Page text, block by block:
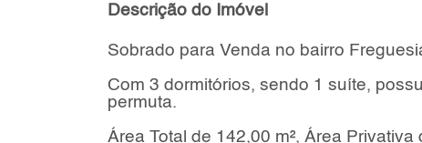
Descrição do Imóvel
Sobrado para Venda no bairro
Com 3 dormitórios, sendo 1 suíte,
permuta.
Área Total de 142,00 m², Área Privativa